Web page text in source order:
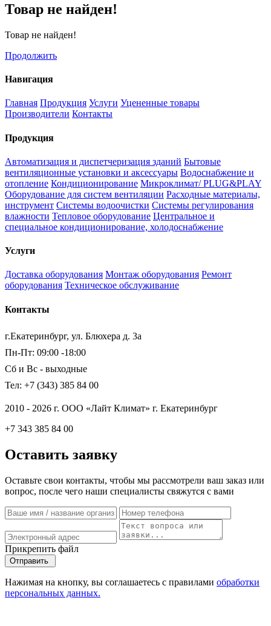
Товар не найден!
Товар не найден!
Продолжить
Навигация
Главная Продукция Услуги Уцененные товары
Производители Контакты
Продукция
Автоматизация и диспетчеризация зданий Бытовые
вентиляционные установки и аксессуары Водоснабжение и
отопление Кондиционирование Микроклимат/ PLUG&PLAY
Оборудование для систем вентиляции Расходные материалы,
инструмент Системы водоочистки Системы регулирования
влажности Тепловое оборудование Центральное и
специальное кондиционирование, холодоснабжение
Услуги
Доставка оборудования Монтаж оборудования Ремонт
оборудования Техническое обслуживание
Контакты
г.Екатеринбург, ул. Блюхера д. 3а
Пн-Пт: 09:00 -18:00
Сб и Вс - выходные
Тел: +7 (343) 385 84 00
2010 - 2026 г. ООО «Лайт Климат» г. Екатеринбург
+7 343 385 84 00
Оставить заявку
Оставьте свои контакты, чтобы мы рассмотрели ваш заказ или
вопрос, после чего наши специалисты свяжутся с вами
Прикрепить файл
Отправить
Нажимая на кнопку, вы соглашаетесь с правилами обработки
персональных данных.